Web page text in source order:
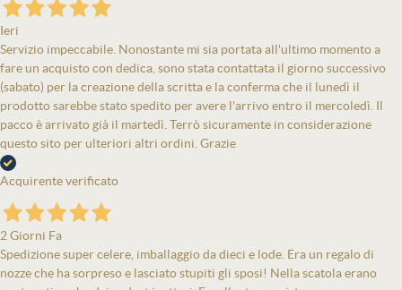
Ieri
Servizio impeccabile. Nonostante mi sia portata all'ultimo momento a
fare un acquisto con dedica, sono stata contattata il giorno successivo
(sabato) per la creazione della scritta e la conferma che il lunedì il
prodotto sarebbe stato spedito per avere l'arrivo entro il mercoledì. Il
pacco è arrivato già il martedì. Terrò sicuramente in considerazione
questo sito per ulteriori altri ordini. Grazie
Acquirente verificato
2 Giorni Fa
Spedizione super celere, imballaggio da dieci e lode. Era un regalo di
nozze che ha sorpreso e lasciato stupiti gli sposi! Nella scatola erano